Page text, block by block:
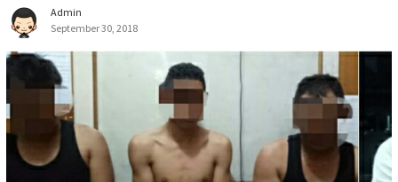
Admin
September 30, 2018